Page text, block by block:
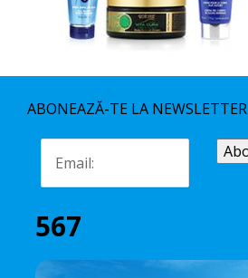
ABONEAZĂ-TE LA NEWSLETTER
567